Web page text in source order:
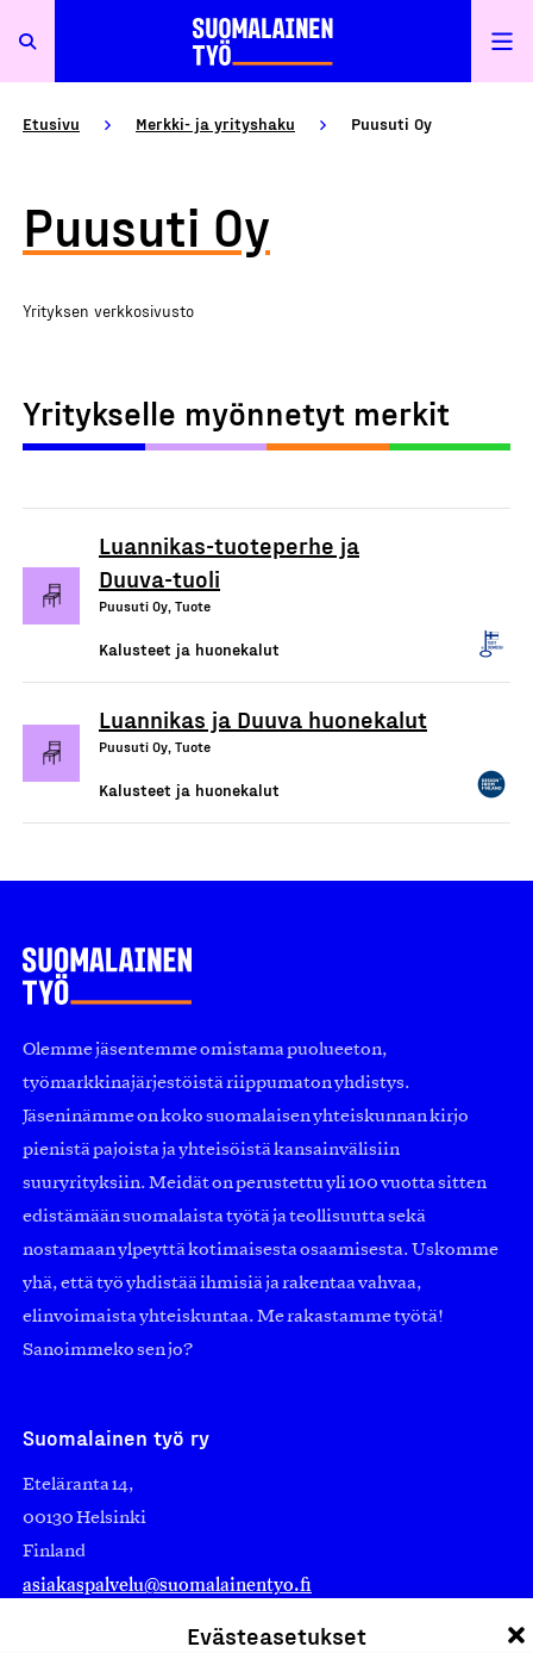
Evästeasetukset
Etusivu Merkki- ja yrityshaku Puusuti Oy
Puusuti Oy
Yrityksen verkkosivusto
Yritykselle myönnetyt merkit
Luannikas-tuoteperhe ja
Duuva-tuoli
Puusuti Oy, Tuote
Kalusteet ja huonekalut
Luannikas ja Duuva huonekalut
Puusuti Oy, Tuote
Kalusteet ja huonekalut
Olemme jäsentemme omistama puolueeton,
työmarkkinajärjestöistä riippumaton yhdistys.
Jäseninämme on koko suomalaisen yhteiskunnan kirjo
pienistä pajoista ja yhteisöistä kansainvälisiin
suuryrityksiin. Meidät on perustettu yli 100 vuotta sitten
edistämään suomalaista työtä ja teollisuutta sekä
nostamaan ylpeyttä kotimaisesta osaamisesta. Uskomme
yhä, että työ yhdistää ihmisiä ja rakentaa vahvaa,
elinvoimaista yhteiskuntaa. Me rakastamme työtä!
Sanoimmeko sen jo?
Suomalainen työ ry
Eteläranta 14,
00130 Helsinki
Finland
asiakaspalvelu@suomalainentyo.fi